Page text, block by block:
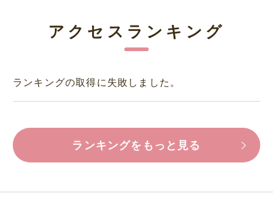
アクセスランキング
ランキングの取得に失敗しました。
ランキングをもっと見る